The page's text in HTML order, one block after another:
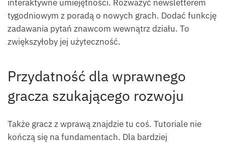
interaktywne umiejętności. Rozważyć newsletterem
tygodniowym z poradą o nowych grach. Dodać funkcję
zadawania pytań znawcom wewnątrz działu. To
zwiększyłoby jej użyteczność.
Przydatność dla wprawnego
gracza szukającego rozwoju
Także gracz z wprawą znajdzie tu coś. Tutoriale nie
kończą się na fundamentach. Dla bardziej